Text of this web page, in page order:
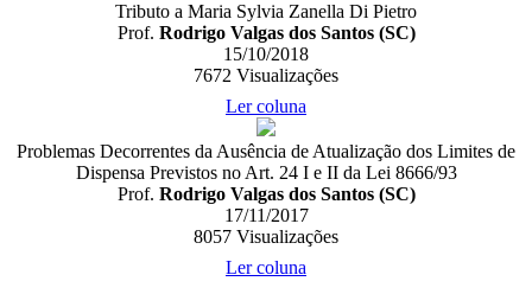
Tributo a Maria Sylvia Zanella Di Pietro
Prof. Rodrigo Valgas dos Santos (SC)
15/10/2018
7672 Visualizações
Ler coluna
Problemas Decorrentes da Ausência de Atualização dos Limites de
Dispensa Previstos no Art. 24 I e II da Lei 8666/93
Prof. Rodrigo Valgas dos Santos (SC)
17/11/2017
8057 Visualizações
Ler coluna